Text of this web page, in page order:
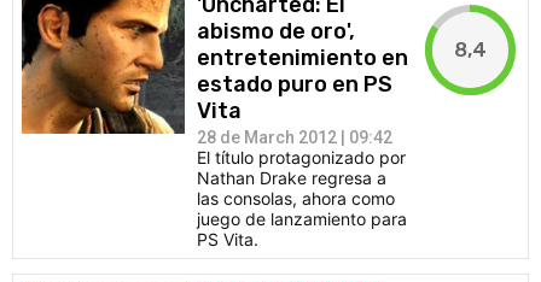
abismo de oro',
entretenimiento en
estado puro en PS
Vita
28 de March 2012 | 09:42
El título protagonizado por
Nathan Drake regresa a
las consolas, ahora como
juego de lanzamiento para
PS Vita.
8,4